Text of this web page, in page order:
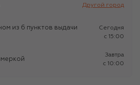
Другой город
из 6 пунктов выдачи
Сегодня
c 15:00
Завтра
c 10:00